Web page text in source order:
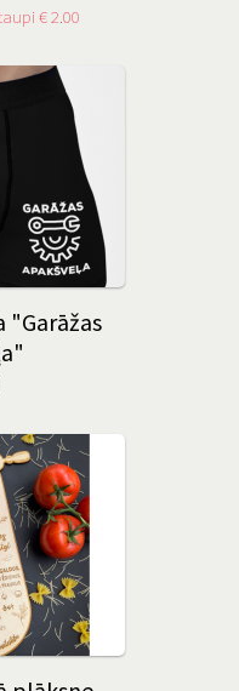
€ 2.00
"Garāžas